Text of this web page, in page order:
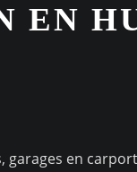
EN
garages en